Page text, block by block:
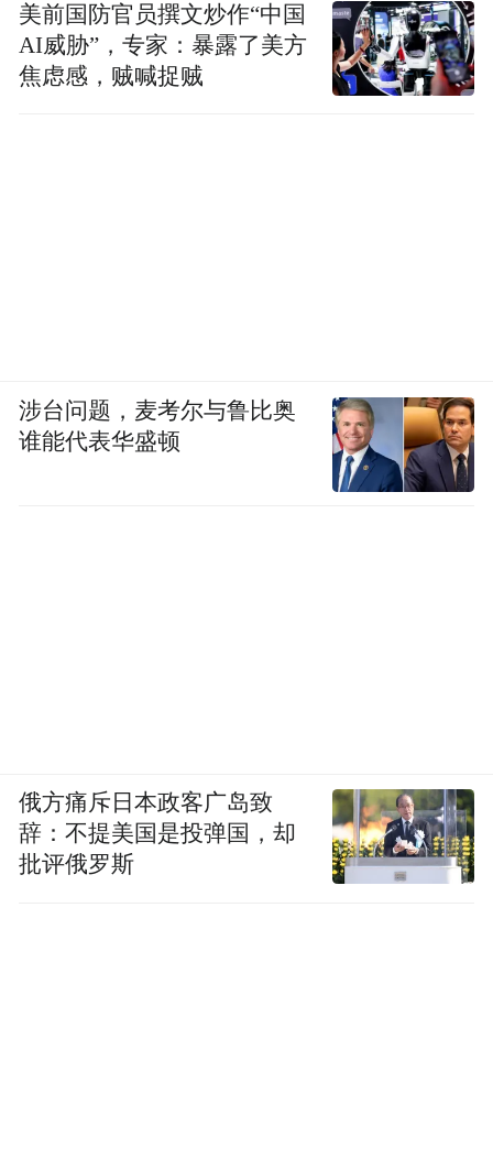
美前国防官员撰文炒作“中国
AI威胁”，专家：暴露了美方
焦虑感，贼喊捉贼
涉台问题，麦考尔与鲁比奥
谁能代表华盛顿
俄方痛斥日本政客广岛致
辞：不提美国是投弹国，却
批评俄罗斯